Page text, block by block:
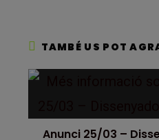
TAMBÉ US POT
Anunci 25/03 –